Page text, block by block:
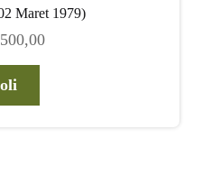
Maret 1979)